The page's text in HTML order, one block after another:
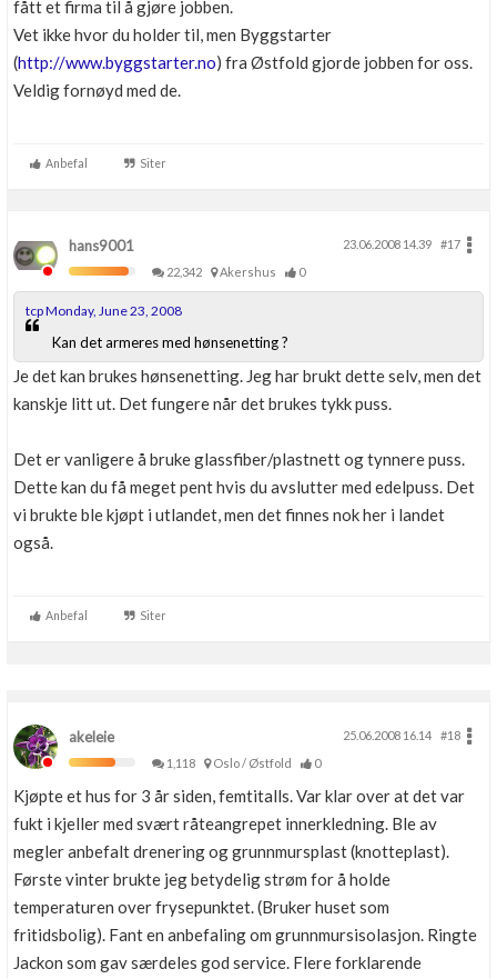
fått et firma til å gjøre jobben.
Vet ikke hvor du holder til, men Byggstarter
(http://www.byggstarter.no) fra Østfold gjorde jobben for oss.
Veldig fornøyd med de.
Anbefal Siter
hans9001 23.06.2008 14.39
#17
22,342
Akershus 0
tcp Monday, June 23, 2008
Kan det armeres med hønsenetting ?
Je det kan brukes hønsenetting. Jeg har brukt dette selv, men det
kanskje litt ut. Det fungere når det brukes tykk puss.
Det er vanligere å bruke glassfiber/plastnett og tynnere puss.
Dette kan du få meget pent hvis du avslutter med edelpuss. Det
vi brukte ble kjøpt i utlandet, men det finnes nok her i landet
også.
Anbefal Siter
akeleie 25.06.2008 16.14
#18
1,118
Oslo / Østfold 0
Kjøpte et hus for 3 år siden, femtitalls. Var klar over at det var
fukt i kjeller med svært råteangrepet innerkledning. Ble av
megler anbefalt drenering og grunnmursplast (knotteplast).
Første vinter brukte jeg betydelig strøm for å holde
temperaturen over frysepunktet. (Bruker huset som
fritidsbolig). Fant en anbefaling om grunnmursisolasjon. Ringte
Jackon som gav særdeles god service. Flere forklarende